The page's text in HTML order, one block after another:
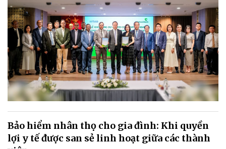
Bảo hiểm nhân thọ cho gia đình: Khi quyền
lợi y tế được san sẻ linh hoạt giữa các thành